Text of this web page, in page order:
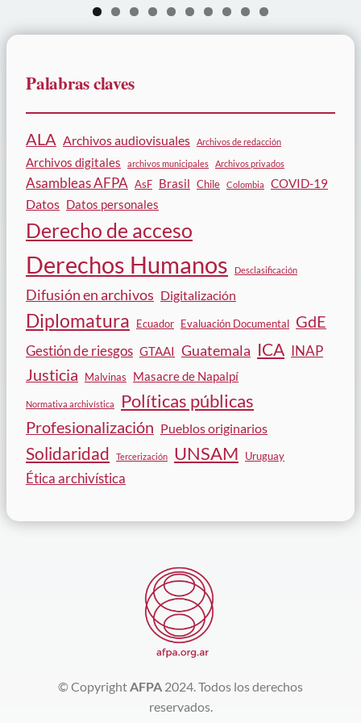
0
Palabras claves
ALA Archivos audiovisuales Archivos de redacción
Archivos digitales archivos municipales Archivos privados
Asambleas AFPA AsF Brasil Chile Colombia COVID-19
Datos Datos personales
Derecho de acceso
Derechos Humanos Desclasificación
Difusión en archivos Digitalización
Diplomatura Ecuador Evaluación Documental GdE
Gestión de riesgos GTAAI Guatemala ICA INAP
Justicia Malvinas Masacre de Napalpí
Normativa archivística Políticas públicas
Profesionalización Pueblos originarios
Solidaridad Tercerización UNSAM Uruguay
Ética archivística
© CopyrightAFPA 2024. Todos los derechos
reservados.